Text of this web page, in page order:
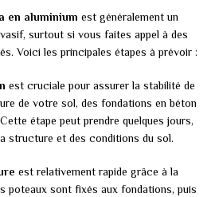
en aluminium est généralement un
surtout si vous faites appel à des
Voici les principales étapes à prévoir :
est cruciale pour assurer la stabilité de
de votre sol, des fondations en béton
étape peut prendre quelques jours,
structure et des conditions du sol.
est relativement rapide grâce à la
poteaux sont fixés aux fondations, puis